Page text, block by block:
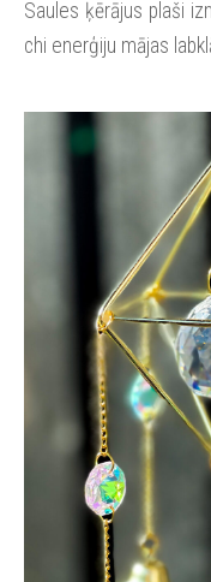
Saules ķērājus plaši
chi enerģiju mājas